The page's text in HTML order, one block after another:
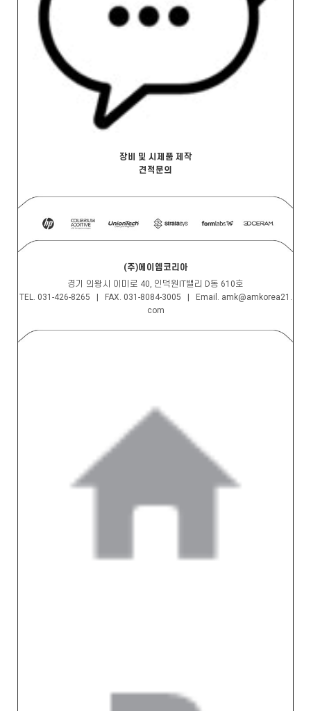
장비 및 시제품 제작
견적문의
(주)에이엠코리아
경기 의왕시 이미로 40, 인덕원IT밸리 D동 610호
TEL. 031-426-8265 | FAX. 031-8084-3005 | Email. amk@amkorea21.
com